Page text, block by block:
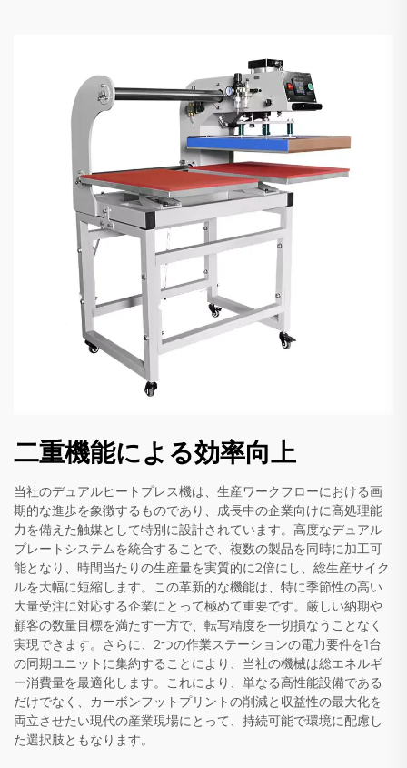
二重機能による効率向上
当社のデュアルヒートプレス機は、生産ワークフローにおける画
期的な進歩を象徴するものであり、成長中の企業向けに高処理能
力を備えた触媒として特別に設計されています。高度なデュアル
プレートシステムを統合することで、複数の製品を同時に加工可
能となり、時間当たりの生産量を実質的に2倍にし、総生産サイク
ルを大幅に短縮します。この革新的な機能は、特に季節性の高い
大量受注に対応する企業にとって極めて重要です。厳しい納期や
顧客の数量目標を満たす一方で、転写精度を一切損なうことなく
実現できます。さらに、2つの作業ステーションの電力要件を1台
の同期ユニットに集約することにより、当社の機械は総エネルギ
ー消費量を最適化します。これにより、単なる高性能設備である
だけでなく、カーボンフットプリントの削減と収益性の最大化を
両立させたい現代の産業現場にとって、持続可能で環境に配慮し
た選択肢ともなります。